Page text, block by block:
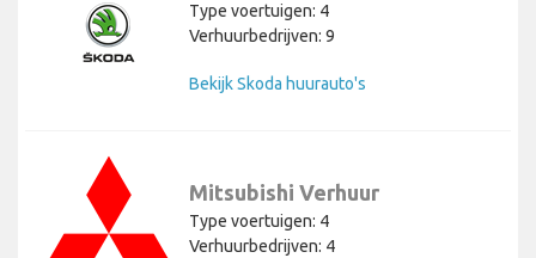
Type voertuigen: 4
Verhuurbedrijven: 9
Bekijk Skoda huurauto's
Mitsubishi Verhuur
Type voertuigen: 4
Verhuurbedrijven: 4